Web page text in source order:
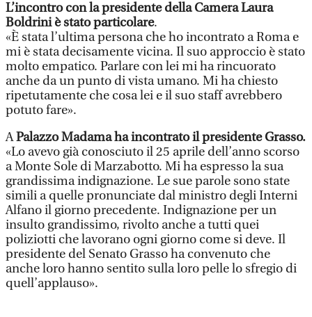
L’incontro con la presidente della Camera Laura
Boldrini è stato particolare.
«È stata l’ultima persona che ho incontrato a Roma e
mi è stata decisamente vicina. Il suo approccio è stato
molto empatico. Parlare con lei mi ha rincuorato
anche da un punto di vista umano. Mi ha chiesto
ripetutamente che cosa lei e il suo staff avrebbero
potuto fare».
APalazzo Madama ha incontrato il presidente Grasso.
«Lo avevo già conosciuto il 25 aprile dell’anno scorso
a Monte Sole di Marzabotto. Mi ha espresso la sua
grandissima indignazione. Le sue parole sono state
simili a quelle pronunciate dal ministro degli Interni
Alfano il giorno precedente. Indignazione per un
insulto grandissimo, rivolto anche a tutti quei
poliziotti che lavorano ogni giorno come si deve. Il
presidente del Senato Grasso ha convenuto che
anche loro hanno sentito sulla loro pelle lo sfregio di
quell’applauso».